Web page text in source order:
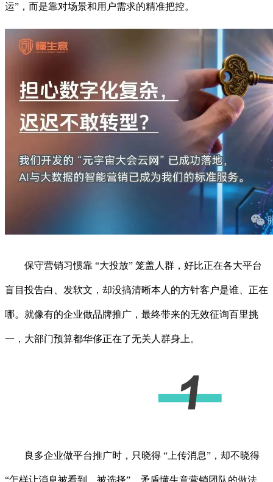
运”，而是靠对场景和用户需求的精准把控。
保守营销习惯靠 “大投放” 笼盖人群，好比正在各大平台
盲目投告白、发软文，却没搞清晰本人的方针客户是谁、正在
哪。就像有的企业做品牌推广，最终带来的无效征询百里挑
一，大部门预算都华侈正在了无关人群身上。
良多企业做平台推广时，只晓得 “上传消息”，却不晓得